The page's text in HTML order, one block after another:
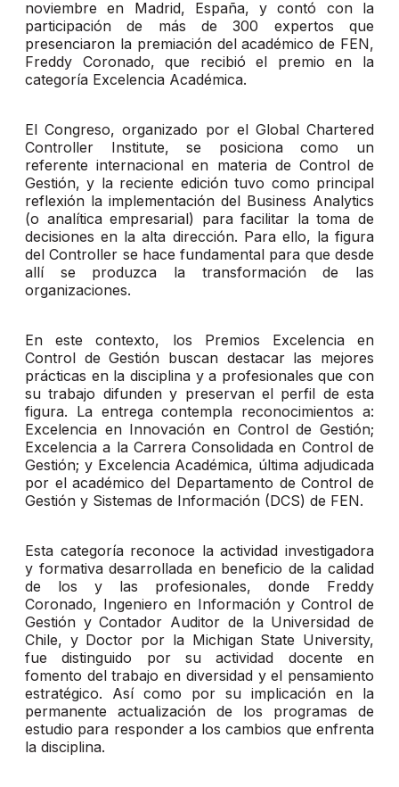
noviembre en Madrid, España, y contó con la
participación de más de 300 expertos que
presenciaron la premiación del académico de FEN,
Freddy Coronado, que recibió el premio en la
categoría Excelencia Académica.
El Congreso, organizado por el Global Chartered
Controller Institute, se posiciona como un
referente internacional en materia de Control de
Gestión, y la reciente edición tuvo como principal
reflexión la implementación del Business Analytics
(o analítica empresarial) para facilitar la toma de
decisiones en la alta dirección. Para ello, la figura
del Controller se hace fundamental para que desde
allí se produzca la transformación de las
organizaciones.
En este contexto, los Premios Excelencia en
Control de Gestión buscan destacar las mejores
prácticas en la disciplina y a profesionales que con
su trabajo difunden y preservan el perfil de esta
figura. La entrega contempla reconocimientos a:
Excelencia en Innovación en Control de Gestión;
Excelencia a la Carrera Consolidada en Control de
Gestión; y Excelencia Académica, última adjudicada
por el académico del Departamento de Control de
Gestión y Sistemas de Información (DCS) de FEN.
Esta categoría reconoce la actividad investigadora
y formativa desarrollada en beneficio de la calidad
de los y las profesionales, donde Freddy
Coronado, Ingeniero en Información y Control de
Gestión y Contador Auditor de la Universidad de
Chile, y Doctor por la Michigan State University,
fue distinguido por su actividad docente en
fomento del trabajo en diversidad y el pensamiento
estratégico. Así como por su implicación en la
permanente actualización de los programas de
estudio para responder a los cambios que enfrenta
la disciplina.